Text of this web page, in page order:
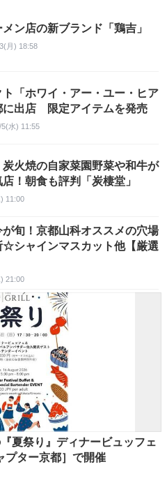
ン店の新ブランド「鶏吉」
月) 18:58
「ホワイ・アー・ユー・ヒア
に出店 限定アイテムを発売
5(水) 11:55
火焼の自家菜園野菜や和牛が
！朝食も評判「炭棲堂」
11:00
が旬！京都山科オススメの穴場
☆シャインマスカット他【厳選
21:00
夏祭り』ディナービュッフェ
プター京都］で開催